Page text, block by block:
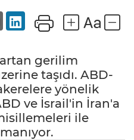
gerilim
taşıdı. ABD-
yönelik
ve İsrail'in İran'a
ile